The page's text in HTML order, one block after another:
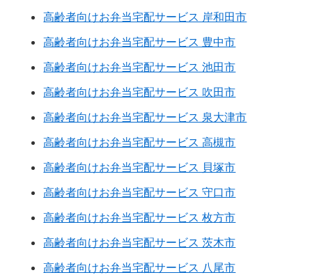
高齢者向けお弁当宅配サービス 岸和田市
高齢者向けお弁当宅配サービス 豊中市
高齢者向けお弁当宅配サービス 池田市
高齢者向けお弁当宅配サービス 吹田市
高齢者向けお弁当宅配サービス 泉大津市
高齢者向けお弁当宅配サービス 高槻市
高齢者向けお弁当宅配サービス 貝塚市
高齢者向けお弁当宅配サービス 守口市
高齢者向けお弁当宅配サービス 枚方市
高齢者向けお弁当宅配サービス 茨木市
高齢者向けお弁当宅配サービス 八尾市